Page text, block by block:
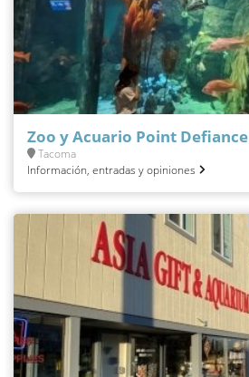
Zoo y Acuario Point Defiance
Tacoma
Información, entradas y opiniones